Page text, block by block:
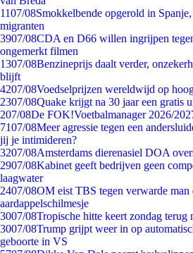
1107/08Smokkelbende opgerold in
migranten
3907/08CDA en D66 willen ingrijpen
ongemerkt filmen
1307/08Benzineprijs daalt verder,
blijft
4207/08Voedselprijzen wereldwijd op
2307/08Quake krijgt na 30 jaar een gratis
207/08De FOK!Voetbalmanager 2026/
7107/08Meer agressie tegen een
jij je intimideren?
3207/08Amsterdams dierenasiel DOA
2907/08Kabinet geeft bedrijven geen
laagwater
2407/08OM eist TBS tegen verwarde man
aardappelschilmesje
3007/08Tropische hitte keert zondag terug
3007/08Trump grijpt weer in op
geboorte in VS